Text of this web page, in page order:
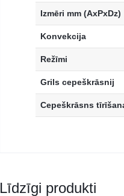
Izmēri mm (AxPxDz)
Konvekcija
Režīmi
Grils cepeškrāsnij
Cepeškrāsns
Līdzīgi produkti